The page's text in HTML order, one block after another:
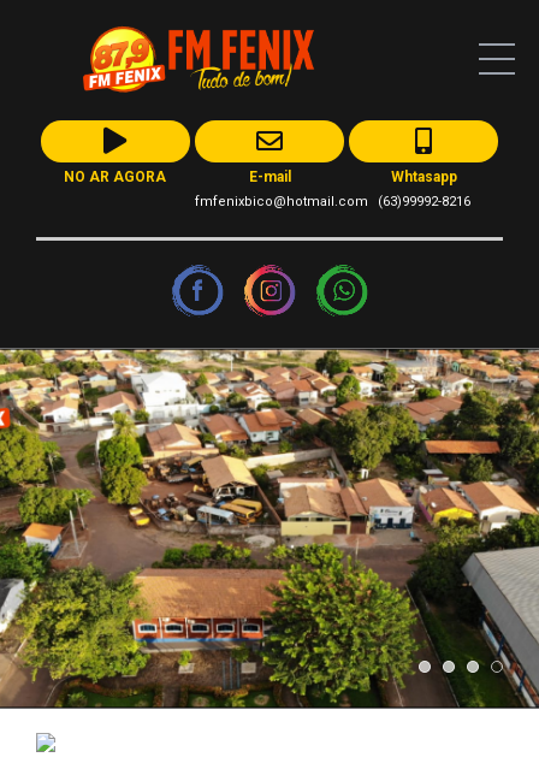
NO AR AGORA E-mail
fmfenixbico@hotmail.com
Whtasapp
(63)99992-8216